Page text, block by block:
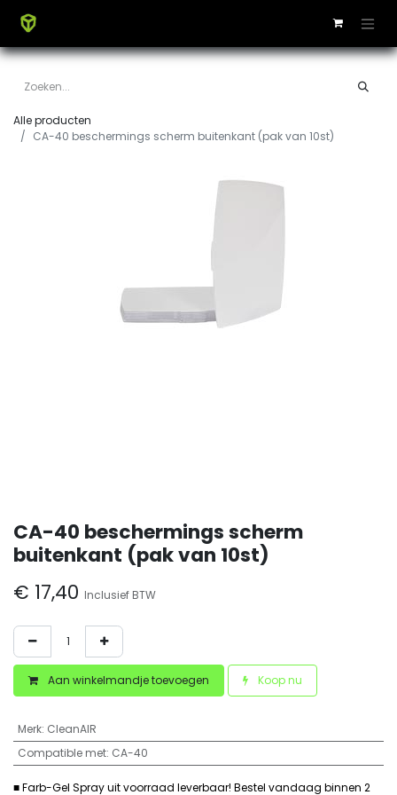
Alle producten
CA-40 beschermings scherm buitenkant (pak van 10st)
CA-40 beschermings scherm
buitenkant (pak van 10st)
€ 17,40 Inclusief BTW
Aan winkelmandje toevoegen Koop nu
Merk: CleanAIR
Compatible met: CA-40
■ Farb-Gel Spray uit voorraad leverbaar! Bestel vandaag binnen 2